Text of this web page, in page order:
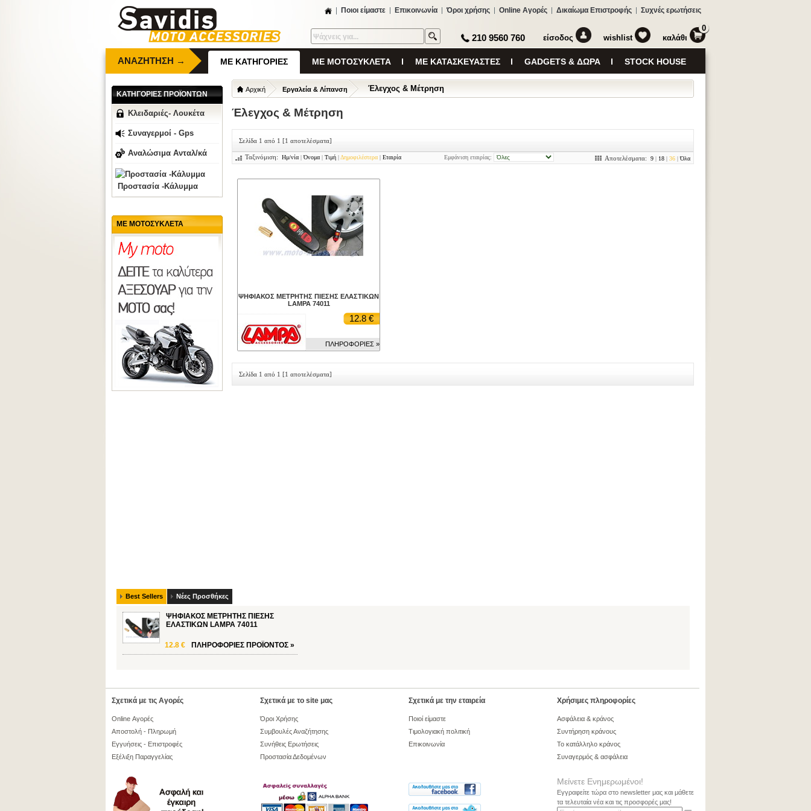
Ποιοι είμαστε Επικοινωνία Όροι χρήσης Online Αγορές Δικαίωμα Επιστροφής Συχνές ερωτήσεις
καλάθι
0
wishlist
είσοδος
210 9560 760
ΑΝΑΖΗΤΗΣΗ → ΜΕ ΚΑΤΗΓΟΡΙΕΣ ΜΕ ΜΟΤΟΣΥΚΛΕΤΑ ΜΕ ΚΑΤΑΣΚΕΥΑΣΤΕΣ GADGETS & ΔΩΡΑ STOCK HOUSE
Αρχική Εργαλεία & Λίπανση Έλεγχος & Μέτρηση
Έλεγχος & Μέτρηση
Σελίδα 1 από 1 [1 αποτελέσματα]
Ταξινόμιση: Ημ/νία |Όνομα | Τιμή |Δημοφιλέστερα | Εταιρία Εμφάνιση εταιρίας: Αποτελέσματα: 9| 18| 36|Όλα
ΨΗΦΙΑΚΟΣ ΜΕΤΡΗΤΗΣ ΠΙΕΣΗΣ ΕΛΑΣΤΙΚΩΝ
LAMPA 74011
12.8 €
ΠΛΗΡΟΦΟΡΙΕΣ »
Σελίδα 1 από 1 [1 αποτελέσματα]
ΚΑΤΗΓΟΡΙΕΣ ΠΡΟΪΟΝΤΩΝ
Κλειδαριές- Λουκέτα
Συναγερμοί - Gps
Αναλώσιμα Ανταλ/κά
Προστασία -Κάλυμμα
ΜΕ ΜΟΤΟΣΥΚΛΕΤΑ
Best Sellers Νέες Προσθήκες
ΨΗΦΙΑΚΟΣ ΜΕΤΡΗΤΗΣ ΠΙΕΣΗΣ
ΕΛΑΣΤΙΚΩΝ LAMPA 74011
12.8 € ΠΛΗΡΟΦΟΡΙΕΣ ΠΡΟΪΟΝΤΟΣ »
Σχετικά με τις Αγορές
Online Αγορές
Αποστολή - Πληρωμή
Εγγυήσεις - Επιστροφές
Εξέλιξη Παραγγελίας
Σχετικά με το site μας
Όροι Χρήσης
Συμβουλές Αναζήτησης
Συνήθεις Ερωτήσεις
Προστασία Δεδομένων
Σχετικά με την εταιρεία
Ποιοί είμαστε
Τιμολογιακή πολιτική
Επικοινωνία
Χρήσιμες πληροφορίες
Ασφάλεια & κράνος
Συντήρηση κράνους
Το κατάλληλο κράνος
Συναγερμός & ασφάλεια
Μείνετε Ενημερωμένοι!
Εγγραφείτε τώρα στο newsletter μας και μάθετε
τα τελευταία νέα και τις προσφορές μας!